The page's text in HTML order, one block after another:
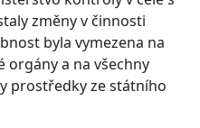
změny v činnosti
byla vymezena na
orgány a na všechny
prostředky ze státního